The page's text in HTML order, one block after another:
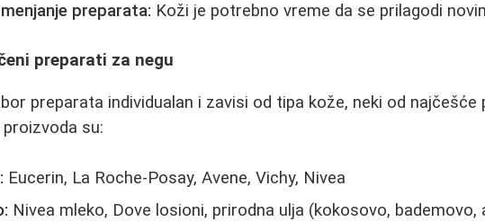
preparata: Koži je potrebno vreme da se prilagodi
preparati za negu
preparata individualan i zavisi od tipa kože, neki od najčešće
proizvoda su:
Eucerin, La Roche-Posay, Avene, Vichy, Nivea
Nivea mleko, Dove losioni, prirodna ulja (kokosovo, bademovo,